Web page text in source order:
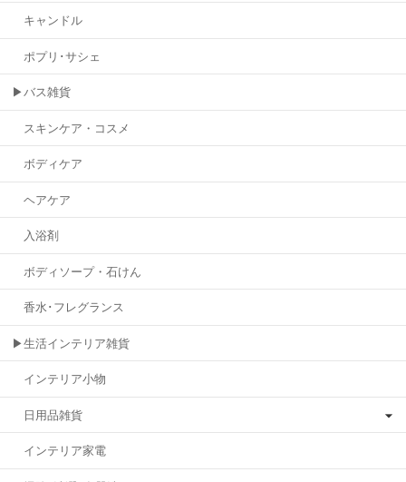
キャンドル
ポプリ･サシェ
▶バス雑貨
スキンケア・コスメ
ボディケア
ヘアケア
入浴剤
ボディソープ・石けん
香水･フレグランス
▶生活インテリア雑貨
インテリア小物
日用品雑貨
インテリア家電